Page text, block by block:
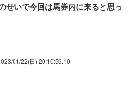
せいで今回は馬券内に来ると思っ
01/22(日) 20:10:56.10